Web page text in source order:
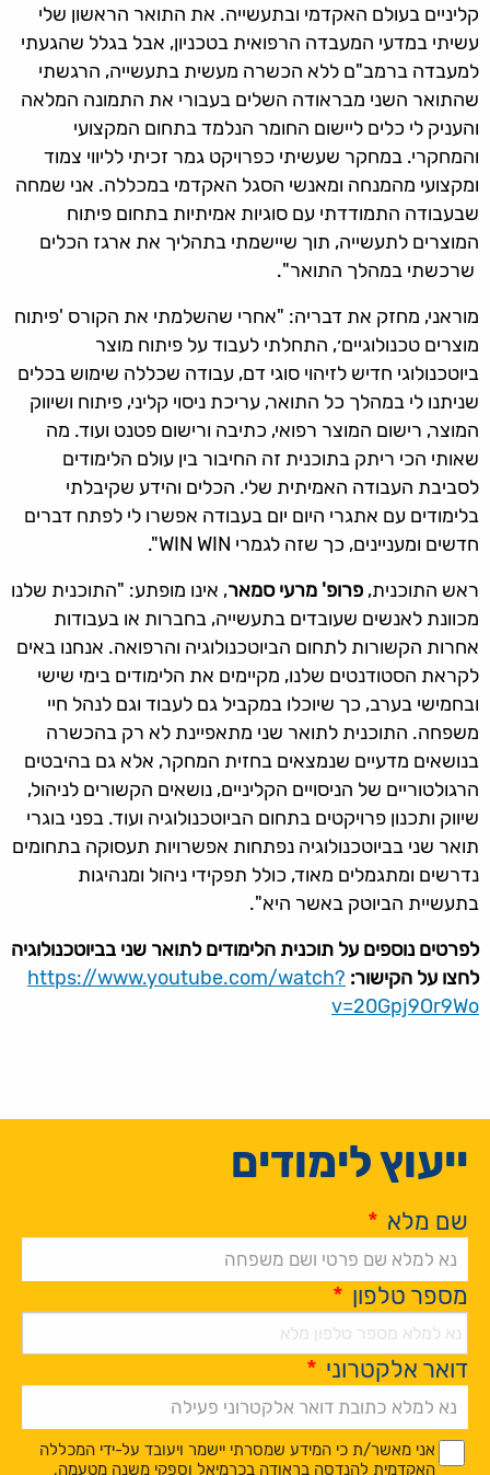
קליניים בעולם האקדמי ובתעשייה. את התואר הראשון שלי
עשיתי במדעי המעבדה הרפואית בטכניון, אבל בגלל שהגעתי
למעבדה ברמב"ם ללא הכשרה מעשית בתעשייה, הרגשתי
שהתואר השני מבראודה השלים בעבורי את התמונה המלאה
והעניק לי כלים ליישום החומר הנלמד בתחום המקצועי
והמחקרי. במחקר שעשיתי כפרויקט גמר זכיתי לליווי צמוד
ומקצועי מהמנחה ומאנשי הסגל האקדמי במכללה. אני שמחה
שבעבודה התמודדתי עם סוגיות אמיתיות בתחום פיתוח
המוצרים לתעשייה, תוך שיישמתי בתהליך את ארגז הכלים
שרכשתי במהלך התואר".
מוראני, מחזק את דבריה: "אחרי שהשלמתי את הקורס 'פיתוח
מוצרים טכנולוגיים׳, התחלתי לעבוד על פיתוח מוצר
ביוטכנולוגי חדיש לזיהוי סוגי דם, עבודה שכללה שימוש בכלים
שניתנו לי במהלך כל התואר, עריכת ניסוי קליני, פיתוח ושיווק
המוצר, רישום המוצר רפואי, כתיבה ורישום פטנט ועוד. מה
שאותי הכי ריתק בתוכנית זה החיבור בין עולם הלימודים
לסביבת העבודה האמיתית שלי. הכלים והידע שקיבלתי
בלימודים עם אתגרי היום יום בעבודה אפשרו לי לפתח דברים
חדשים ומעניינים, כך שזה לגמרי WIN WIN".
ראש התוכנית, פרופ' מרעי סמאר, אינו מופתע: "התוכנית שלנו
מכוונת לאנשים שעובדים בתעשייה, בחברות או בעבודות
אחרות הקשורות לתחום הביוטכנולוגיה והרפואה. אנחנו באים
לקראת הסטודנטים שלנו, מקיימים את הלימודים בימי שישי
ובחמישי בערב, כך שיוכלו במקביל גם לעבוד וגם לנהל חיי
משפחה. התוכנית לתואר שני מתאפיינת לא רק בהכשרה
בנושאים מדעיים שנמצאים בחזית המחקר, אלא גם בהיבטים
הרגולטוריים של הניסויים הקליניים, נושאים הקשורים לניהול,
שיווק ותכנון פרויקטים בתחום הביוטכנולוגיה ועוד. בפני בוגרי
תואר שני בביוטכנולוגיה נפתחות אפשרויות תעסוקה בתחומים
נדרשים ומתגמלים מאוד, כולל תפקידי ניהול ומנהיגות
בתעשיית הביוטק באשר היא".
לפרטים נוספים על תוכנית הלימודים לתואר שני בביוטכנולוגיה
לחצו על הקישור: https://www.youtube.com/watch?
v=20Gpj9Or9Wo
ייעוץ לימודים
שם מלא *
מספר טלפון *
דואר אלקטרוני *
*
*
אני מאשר/ת כי המידע שמסרתי יישמר ויעובד על-ידי המכללה
האקדמית להנדסה בראודה בכרמיאל וספקי משנה מטעמה,
Alternative: